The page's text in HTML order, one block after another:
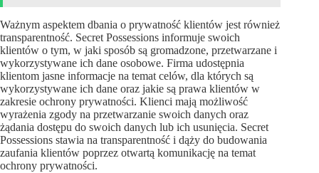
Ważnym aspektem dbania o prywatność klientów jest również
transparentność. Secret Possessions informuje swoich
klientów o tym, w jaki sposób są gromadzone, przetwarzane i
wykorzystywane ich dane osobowe. Firma udostępnia
klientom jasne informacje na temat celów, dla których są
wykorzystywane ich dane oraz jakie są prawa klientów w
zakresie ochrony prywatności. Klienci mają możliwość
wyrażenia zgody na przetwarzanie swoich danych oraz
żądania dostępu do swoich danych lub ich usunięcia. Secret
Possessions stawia na transparentność i dąży do budowania
zaufania klientów poprzez otwartą komunikację na temat
ochrony prywatności.